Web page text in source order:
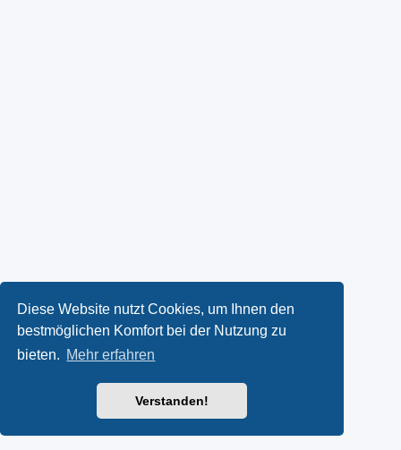
Diese Website nutzt Cookies, um Ihnen den
bestmöglichen Komfort bei der Nutzung zu
bieten. Mehr erfahren
Verstanden!